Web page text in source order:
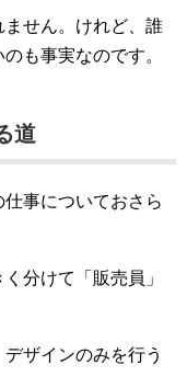
せん。けれど、誰
も事実なのです。
道
事についておさら
分けて「販売員」
ザインのみを行う